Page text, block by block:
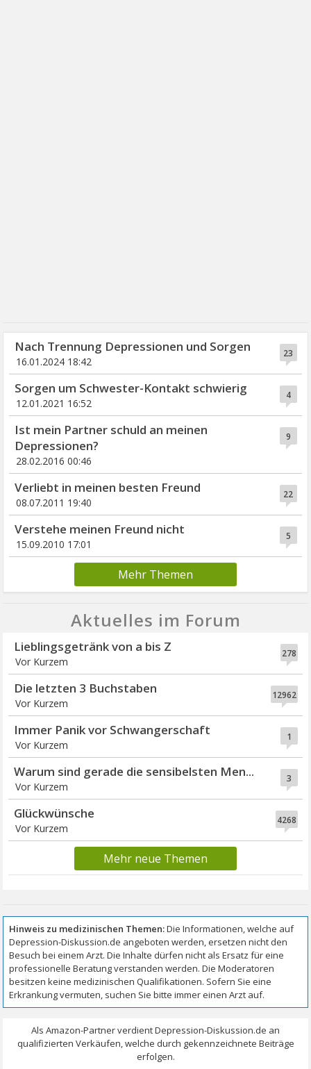
23
Nach Trennung Depressionen und Sorgen
16.01.2024 18:42
4
Sorgen um Schwester-Kontakt schwierig
12.01.2021 16:52
9
Ist mein Partner schuld an meinen
Depressionen?
28.02.2016 00:46
22
Verliebt in meinen besten Freund
08.07.2011 19:40
5
Verstehe meinen Freund nicht
15.09.2010 17:01
Mehr Themen
Aktuelles im Forum
278
Lieblingsgetränk von a bis Z
Vor Kurzem
12962
Die letzten 3 Buchstaben
Vor Kurzem
1
Immer Panik vor Schwangerschaft
Vor Kurzem
3
Warum sind gerade die sensibelsten Men...
Vor Kurzem
4268
Glückwünsche
Vor Kurzem
Mehr neue Themen